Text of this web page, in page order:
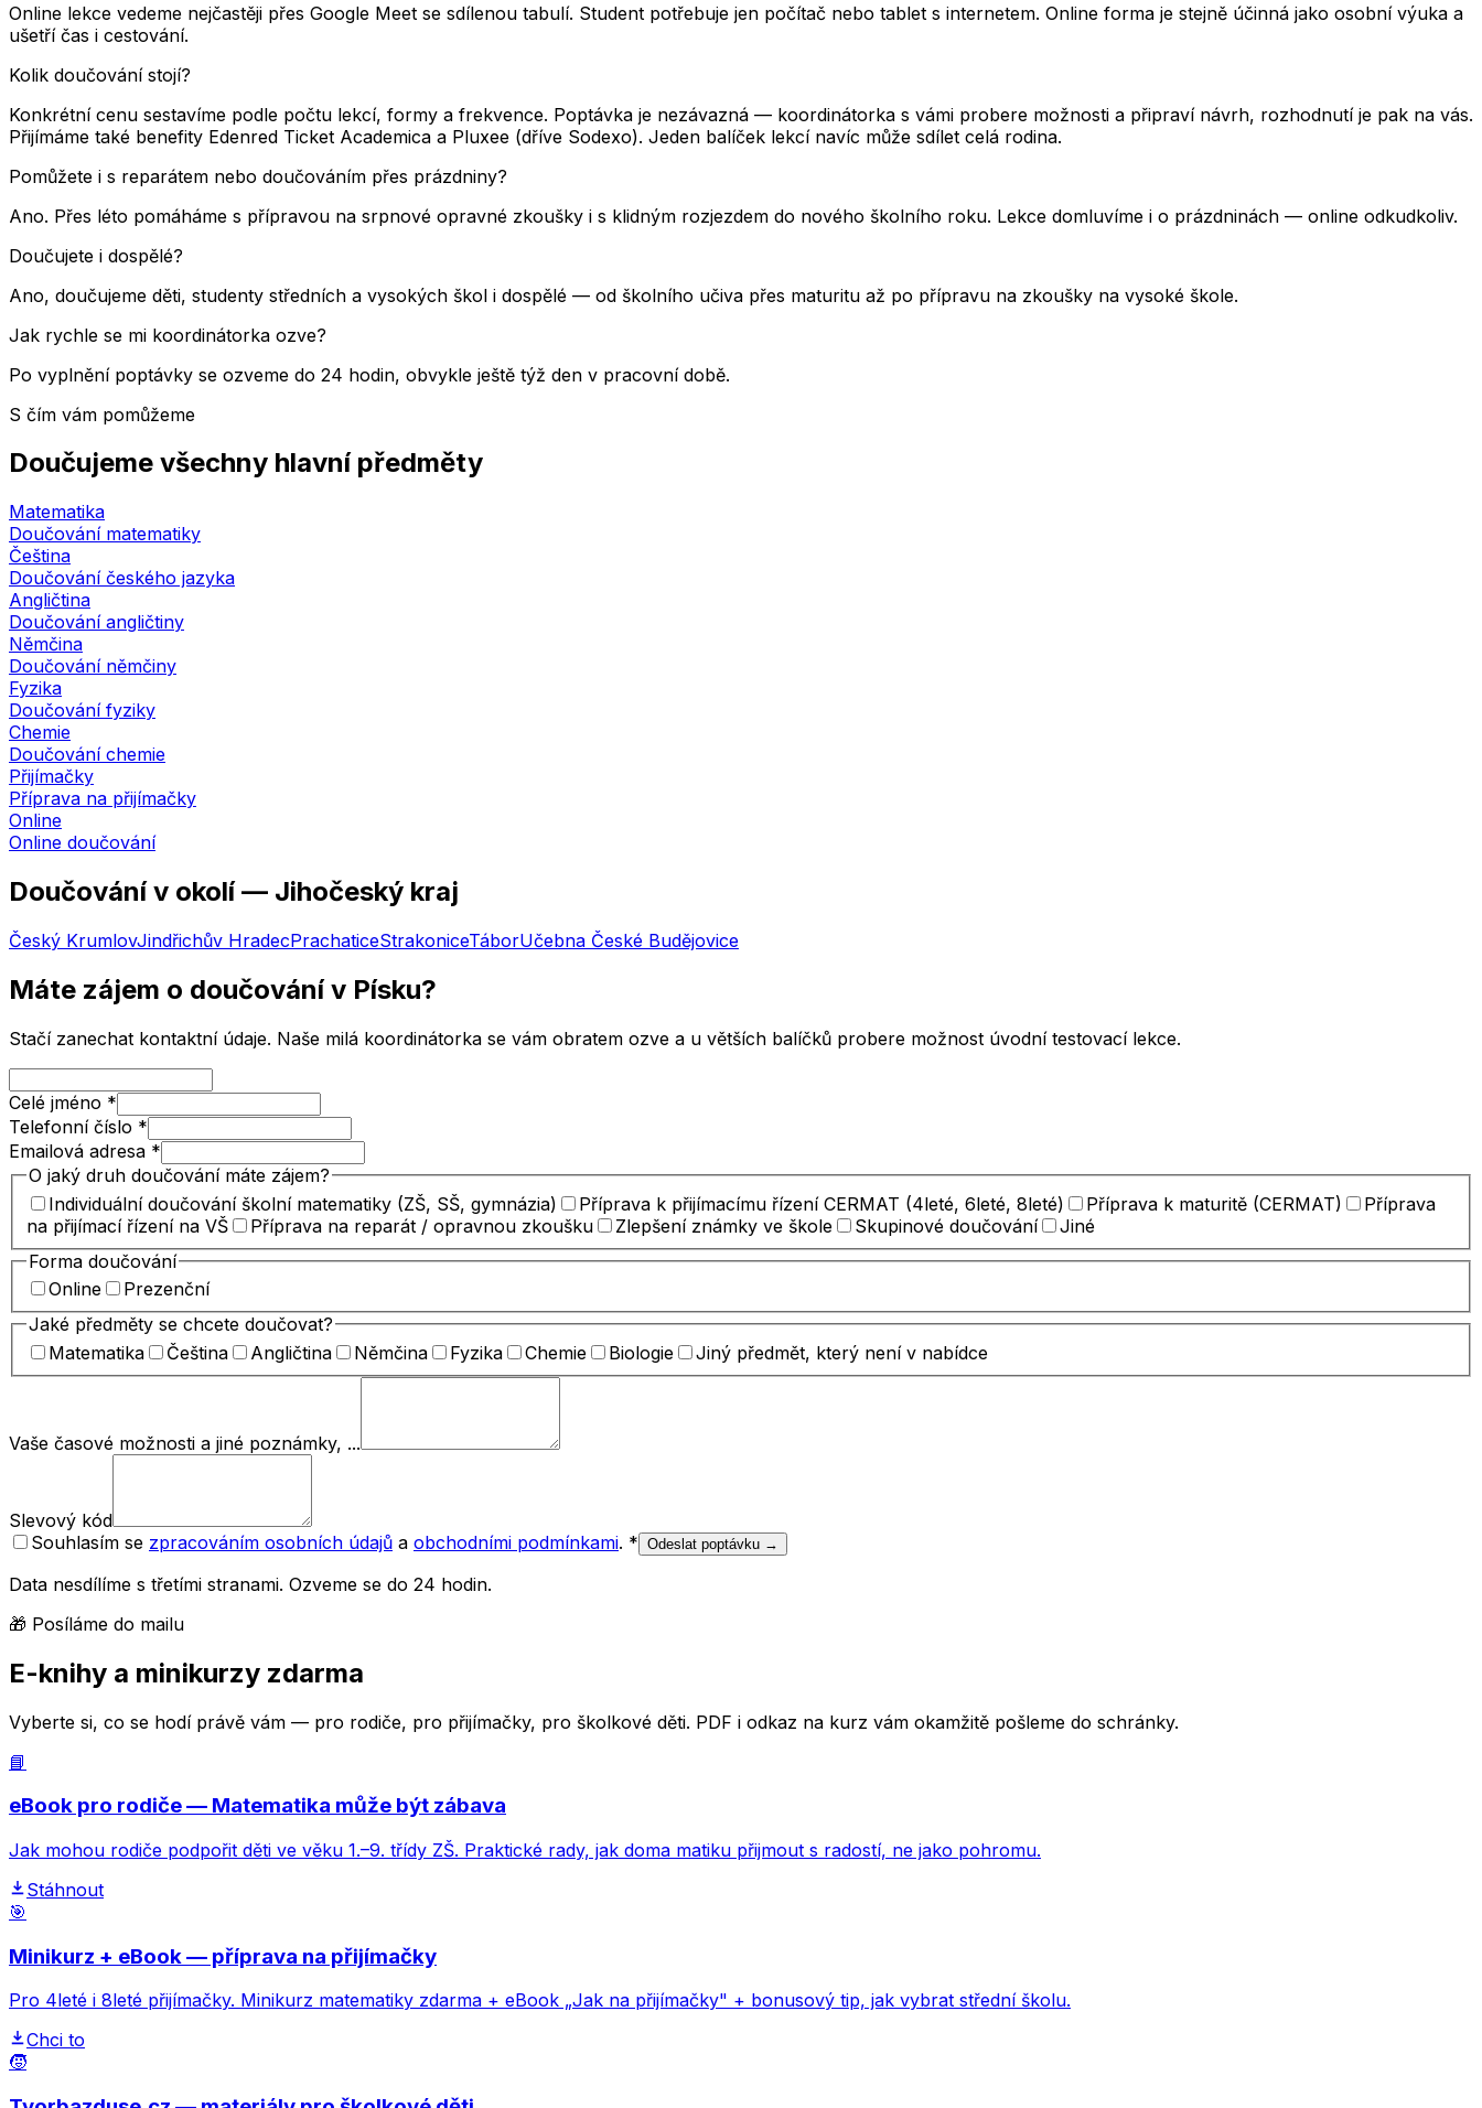
Online lekce vedeme nejčastěji přes Google Meet se sdílenou tabulí. Student potřebuje jen počítač nebo tablet s internetem. Online forma je stejně účinná jako osobní výuka a
ušetří čas i cestování.
Kolik doučování stojí?
Konkrétní cenu sestavíme podle počtu lekcí, formy a frekvence. Poptávka je nezávazná — koordinátorka s vámi probere možnosti a připraví návrh, rozhodnutí je pak na vás.
Přijímáme také benefity Edenred Ticket Academica a Pluxee (dříve Sodexo). Jeden balíček lekcí navíc může sdílet celá rodina.
Pomůžete i s reparátem nebo doučováním přes prázdniny?
Ano. Přes léto pomáháme s přípravou na srpnové opravné zkoušky i s klidným rozjezdem do nového školního roku. Lekce domluvíme i o prázdninách — online odkudkoliv.
Doučujete i dospělé?
Ano, doučujeme děti, studenty středních a vysokých škol i dospělé — od školního učiva přes maturitu až po přípravu na zkoušky na vysoké škole.
Jak rychle se mi koordinátorka ozve?
Po vyplnění poptávky se ozveme do 24 hodin, obvykle ještě týž den v pracovní době.
S čím vám pomůžeme
Doučujeme všechny hlavní předměty
Matematika
Doučování matematiky
Čeština
Doučování českého jazyka
Angličtina
Doučování angličtiny
Němčina
Doučování němčiny
Fyzika
Doučování fyziky
Chemie
Doučování chemie
Přijímačky
Příprava na přijímačky
Online
Online doučování
Doučování v okolí — Jihočeský kraj
Český KrumlovJindřichův HradecPrachaticeStrakoniceTáborUčebna České Budějovice
Máte zájem o doučovánív Písku?
Stačí zanechat kontaktní údaje. Naše milá koordinátorka se vám obratem ozve a u větších balíčků probere možnost úvodní testovací lekce.
Celé jméno *
Telefonní číslo *
Emailová adresa *
O jaký druh doučování máte zájem?
Individuální doučování školní matematiky (ZŠ, SŠ, gymnázia)
Příprava k přijímacímu řízení CERMAT (4leté, 6leté, 8leté) Příprava k maturitě (CERMAT)
Příprava
na přijímací řízení na VŠ
Příprava na reparát / opravnou zkoušku Zlepšení známky ve škole Skupinové doučování
Jiné
Forma doučování
Online
Prezenční
Jaké předměty se chcete doučovat?
Matematika
Čeština Angličtina Němčina Fyzika Chemie Biologie Jiný předmět, který není v nabídce
Vaše časové možnosti a jiné poznámky, ...
Slevový kód
Souhlasím se zpracováním osobních údajů a obchodními podmínkami. * Odeslat poptávku →
Data nesdílíme s třetími stranami. Ozveme se do 24 hodin.
🎁 Posíláme do mailu
E-knihy a minikurzy zdarma
Vyberte si, co se hodí právě vám — pro rodiče, pro přijímačky, pro školkové děti. PDF i odkaz na kurz vám okamžitě pošleme do schránky.
📘
eBook pro rodiče — Matematika může být zábava
Jak mohou rodiče podpořit děti ve věku 1.–9. třídy ZŠ. Praktické rady, jak doma matiku přijmout s radostí, ne jako pohromu.
Stáhnout
🎯
Minikurz + eBook — příprava na přijímačky
Pro 4leté i 8leté přijímačky. Minikurz matematiky zdarma + eBook „Jak na přijímačky" + bonusový tip, jak vybrat střední školu.
Chci to
🧒